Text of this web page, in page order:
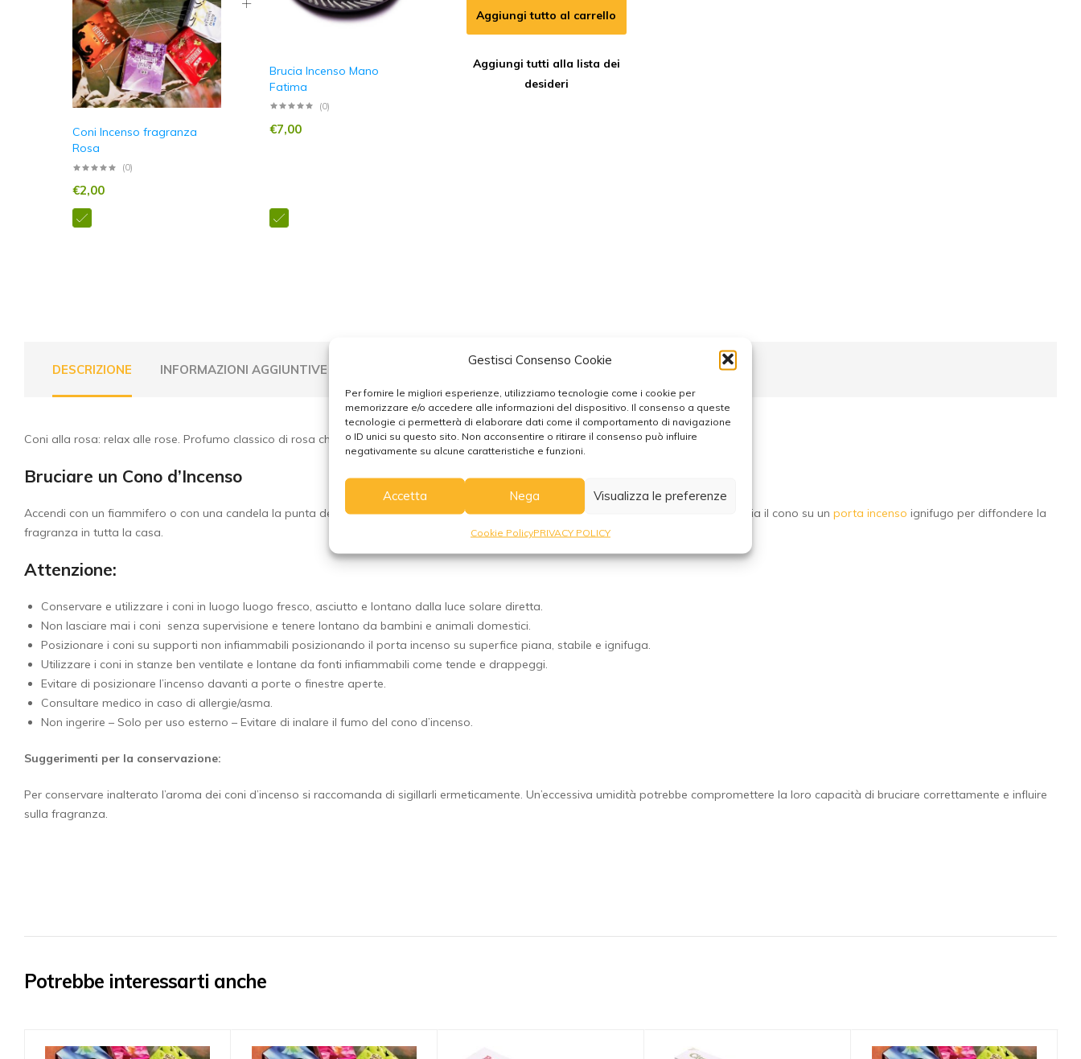
Gestisci Consenso Cookie
Per fornire le migliori esperienze, utilizziamo tecnologie come i cookie per
memorizzare e/o accedere alle informazioni del dispositivo. Il consenso a queste
tecnologie ci permetterà di elaborare dati come il comportamento di navigazione
o ID unici su questo sito. Non acconsentire o ritirare il consenso può influire
negativamente su alcune caratteristiche e funzioni.
Accetta Nega Visualizza le preferenze
Cookie PolicyPRIVACY POLICY
Coni Incenso fragranza
Rosa
(0)
€2,00
Brucia Incenso Mano
Fatima
(0)
€7,00
Aggiungi tutto al carrello
Aggiungi tutti alla lista dei
desideri
DESCRIZIONE INFORMAZIONI AGGIUNTIVE
Coni alla rosa: relax alle rose. Profumo classico di rosa che invita al relax, all’apertura del cuore e alla gioia.
Bruciare un Cono d’Incenso
Accendi con un fiammifero o con una candela la punta del tuo cono di incenso, attendi che si illumini, quindi spegni la fiamma e appoggia il cono su un porta incenso ignifugo per diffondere la
fragranza in tutta la casa.
Attenzione:
Conservare e utilizzare i coni in luogo luogo fresco, asciutto e lontano dalla luce solare diretta.
Non lasciare mai i coni senza supervisione e tenere lontano da bambini e animali domestici.
Posizionare i coni su supporti non infiammabili posizionando il porta incenso su superfice piana, stabile e ignifuga.
Utilizzare i coni in stanze ben ventilate e lontane da fonti infiammabili come tende e drappeggi.
Evitare di posizionare l’incenso davanti a porte o finestre aperte.
Consultare medico in caso di allergie/asma.
Non ingerire – Solo per uso esterno – Evitare di inalare il fumo del cono d’incenso.
Suggerimenti per la conservazione:
Per conservare inalterato l’aroma dei coni d’incenso si raccomanda di sigillarli ermeticamente. Un’eccessiva umidità potrebbe compromettere la loro capacità di bruciare correttamente e influire
sulla fragranza.
Potrebbe interessarti anche